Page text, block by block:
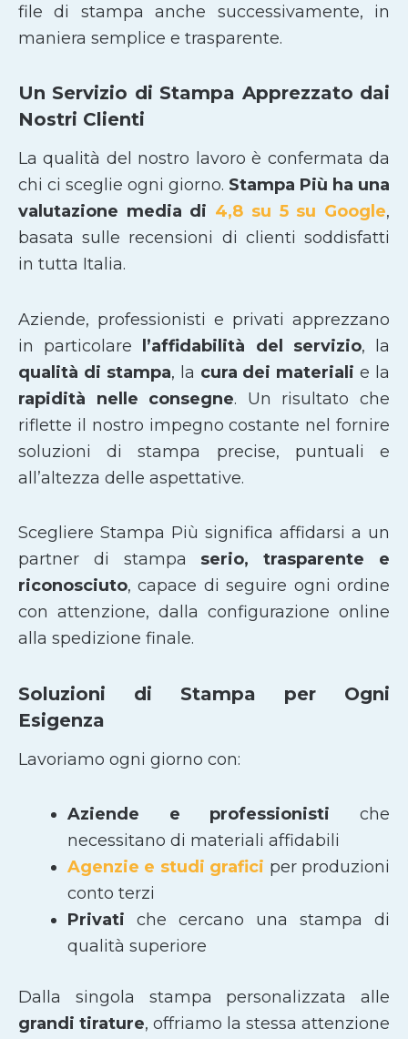
file di stampa anche successivamente, in
maniera semplice e trasparente.
Un Servizio di Stampa Apprezzato dai
Nostri Clienti
La qualità del nostro lavoro è confermata da
chi ci sceglie ogni giorno. Stampa Più ha una
valutazione media di 4,8 su 5 su Google,
basata sulle recensioni di clienti soddisfatti
in tutta Italia.
Aziende, professionisti e privati apprezzano
in particolare
l’affidabilità del servizio, la
qualità di stampa, la cura dei materiali e la
rapidità nelle consegne. Un risultato che
riflette il nostro impegno costante nel fornire
soluzioni di stampa precise, puntuali e
all’altezza delle aspettative.
Scegliere Stampa Più significa affidarsi a un
partner di stampa serio, trasparente e
riconosciuto, capace di seguire ogni ordine
con attenzione, dalla configurazione online
alla spedizione finale.
Soluzioni di Stampa per Ogni
Esigenza
Lavoriamo ogni giorno con:
Aziende e professionisti che
necessitano di materiali affidabili
Agenzie e studi grafici per produzioni
conto terzi
Privati che cercano una stampa di
qualità superiore
Dalla singola stampa personalizzata alle
grandi tirature, offriamo la stessa attenzione